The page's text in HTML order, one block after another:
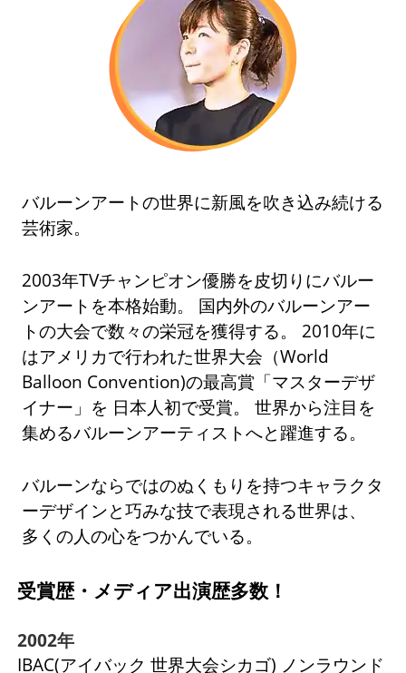
バルーンアートの世界に新風を吹き込み続ける
芸術家。
2003年TVチャンピオン優勝を皮切りにバルー
ンアートを本格始動。 国内外のバルーンアー
トの大会で数々の栄冠を獲得する。 2010年に
はアメリカで行われた世界大会（World
Balloon Convention)の最高賞「マスターデザ
イナー」を 日本人初で受賞。 世界から注目を
集めるバルーンアーティストへと躍進する。
バルーンならではのぬくもりを持つキャラクタ
ーデザインと巧みな技で表現される世界は、
多くの人の心をつかんでいる。
受賞歴・メディア出演歴多数！
2002年
IBAC(アイバック 世界大会シカゴ) ノンラウンド